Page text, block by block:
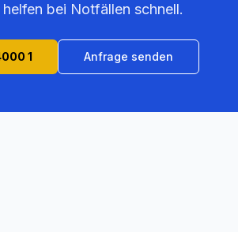
helfen bei Notfällen schnell.
1 Anfrage senden